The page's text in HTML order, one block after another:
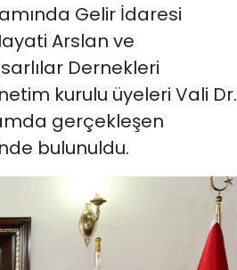
Gelir İdaresi
Arslan ve
Dernekleri
kurulu üyeleri Vali Dr.
gerçekleşen
bulunuldu.